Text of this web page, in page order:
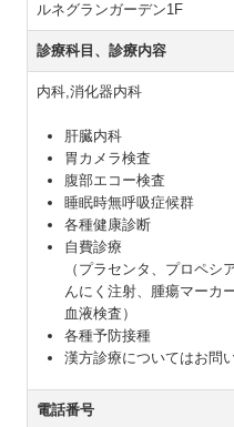
ルネグランガーデン1F
診療科目、診療内容
内科,消化器内科
肝臓内科
胃カメラ検査
腹部エコー検査
睡眠時無呼吸症候群
各種健康診断
自費診療
（プラセンタ、プロペシ
んにく注射、腫瘍マーカ
血液検査）
各種予防接種
漢方診療についてはお問
電話番号